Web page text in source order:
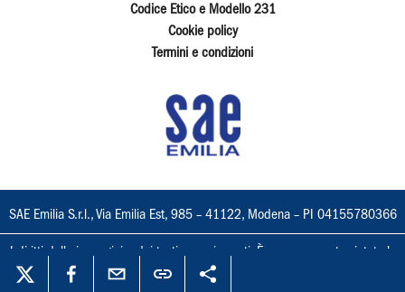
Codice Etico e Modello 231
Cookie policy
Termini e condizioni
SAE Emilia S.r.l., Via Emilia Est, 985 – 41122, Modena – PI 04155780366
I diritti delle immagini e dei testi sono riservati. È espressamente vietata la
loro riproduzione con qualsiasi mezzo e l'adattamento totale o parziale.